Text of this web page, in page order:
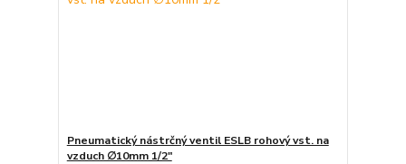
Pneumatický nástrčný ventil ESLB rohový vst. na
vzduch ∅10mm 1/2"